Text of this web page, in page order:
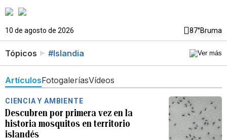
10 de agosto de 2026 87°Bruma
Tópicos #Islandia
ArtículosFotogaleríasVídeos
CIENCIA Y AMBIENTE
Descubren por primera vez en la
historia mosquitos en territorio
islandés